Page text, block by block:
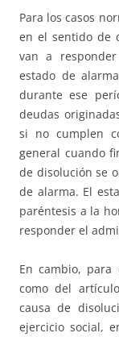
Para los casos
en el sentido de
van a
estado de
durante ese
deudas
si no cumplen
general cuando
de disolución se
de alarma. El
paréntesis a la
responder el
En cambio,
como del
causa de
ejercicio social,